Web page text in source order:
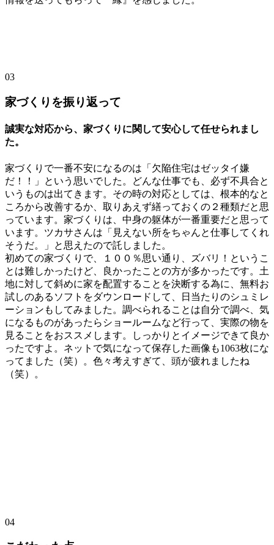
03
家づくりを振り返って
誠実な対応から、家づくりに関して安心して任せられまし
た。
家づくりで一番不安になるのは「欠陥住宅はゼッタイ嫌
だ！！」という思いでした。どんな仕事でも、必ず不具合と
いうものは出てきます。その時の対応としては、根本的なと
ころから改善するか、取りあえず繕っておくの２種類だと思
っています。家づくりは、中身の躯体が一番重要だと思って
います。ツカサさんは「見えない所をちゃんと仕事してくれ
そうだ。」と思えたので託しました。
初めての家づくりで、１００％思い通り、ズバリ！というこ
とは難しかったけど、良かったことの方が多かったです。土
地に対して斜めに家を配置することを決断する為に、無料お
試しのあるソフトをダウンロードして、日当たりのシュミレ
ーションもしてみました。調べられることは自分で調べ、気
になるものがあったらショールームなど行って、実際の物を
見ることをおススメします。しっかりとイメージできて良か
ったですよ。ネットで気になって保存した画像も1063枚にな
ってました（笑）。色々考えすぎて、頭が疲れましたね
（笑）。
04